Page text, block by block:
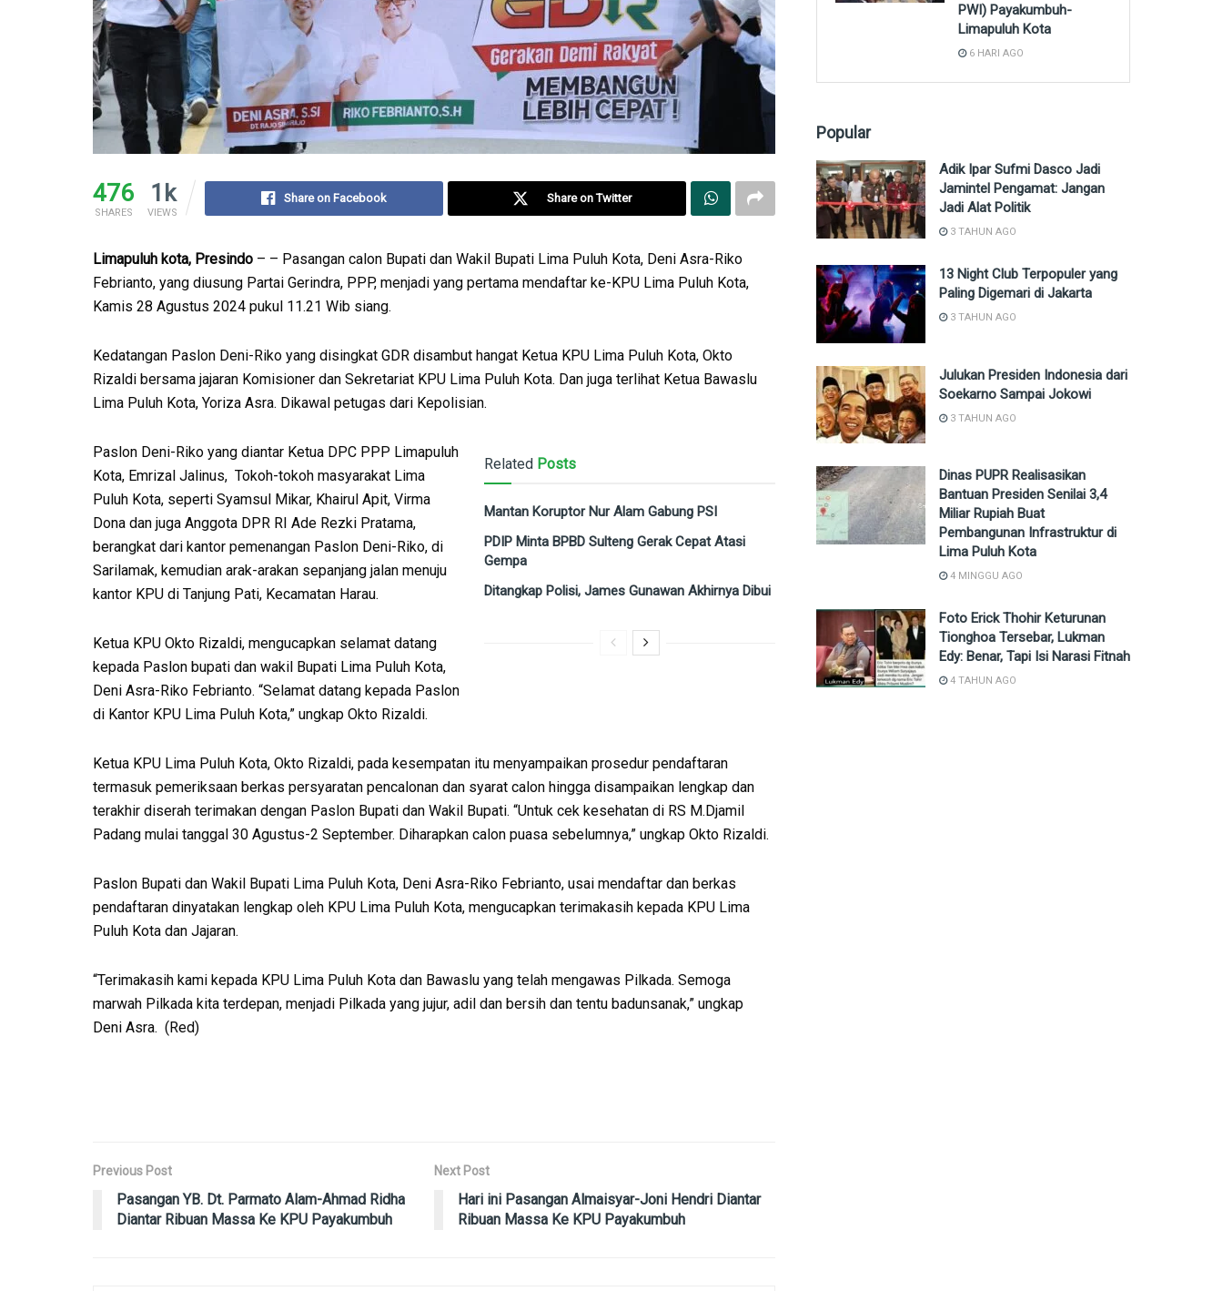
476
SHARES
1k
VIEWS
Share on Facebook Share on Twitter
Limapuluh kota, Presindo – – Pasangan calon Bupati dan Wakil Bupati Lima Puluh Kota, Deni Asra-Riko
Febrianto, yang diusung Partai Gerindra, PPP, menjadi yang pertama mendaftar ke-KPU Lima Puluh Kota,
Kamis 28 Agustus 2024 pukul 11.21 Wib siang.
Kedatangan Paslon Deni-Riko yang disingkat GDR disambut hangat Ketua KPU Lima Puluh Kota, Okto
Rizaldi bersama jajaran Komisioner dan Sekretariat KPU Lima Puluh Kota. Dan juga terlihat Ketua Bawaslu
Lima Puluh Kota, Yoriza Asra. Dikawal petugas dari Kepolisian.
Related Posts
Mantan Koruptor Nur Alam Gabung PSI
PDIP Minta BPBD Sulteng Gerak Cepat Atasi
Gempa
Ditangkap Polisi, James Gunawan Akhirnya Dibui
Paslon Deni-Riko yang diantar Ketua DPC PPP Limapuluh
Kota, Emrizal Jalinus, Tokoh-tokoh masyarakat Lima
Puluh Kota, seperti Syamsul Mikar, Khairul Apit, Virma
Dona dan juga Anggota DPR RI Ade Rezki Pratama,
berangkat dari kantor pemenangan Paslon Deni-Riko, di
Sarilamak, kemudian arak-arakan sepanjang jalan menuju
kantor KPU di Tanjung Pati, Kecamatan Harau.
Ketua KPU Okto Rizaldi, mengucapkan selamat datang
kepada Paslon bupati dan wakil Bupati Lima Puluh Kota,
Deni Asra-Riko Febrianto. “Selamat datang kepada Paslon
di Kantor KPU Lima Puluh Kota,” ungkap Okto Rizaldi.
Ketua KPU Lima Puluh Kota, Okto Rizaldi, pada kesempatan itu menyampaikan prosedur pendaftaran
termasuk pemeriksaan berkas persyaratan pencalonan dan syarat calon hingga disampaikan lengkap dan
terakhir diserah terimakan dengan Paslon Bupati dan Wakil Bupati. “Untuk cek kesehatan di RS M.Djamil
Padang mulai tanggal 30 Agustus-2 September. Diharapkan calon puasa sebelumnya,” ungkap Okto Rizaldi.
Paslon Bupati dan Wakil Bupati Lima Puluh Kota, Deni Asra-Riko Febrianto, usai mendaftar dan berkas
pendaftaran dinyatakan lengkap oleh KPU Lima Puluh Kota, mengucapkan terimakasih kepada KPU Lima
Puluh Kota dan Jajaran.
“Terimakasih kami kepada KPU Lima Puluh Kota dan Bawaslu yang telah mengawas Pilkada. Semoga
marwah Pilkada kita terdepan, menjadi Pilkada yang jujur, adil dan bersih dan tentu badunsanak,” ungkap
Deni Asra. (Red)
Previous Post
Pasangan YB. Dt. Parmato Alam-Ahmad Ridha
Diantar Ribuan Massa Ke KPU Payakumbuh
Next Post
Hari ini Pasangan Almaisyar-Joni Hendri Diantar
Ribuan Massa Ke KPU Payakumbuh
PWI) Payakumbuh-
Limapuluh Kota
6 HARI AGO
Popular
Adik Ipar Sufmi Dasco Jadi
Jamintel Pengamat: Jangan
Jadi Alat Politik
3 TAHUN AGO
13 Night Club Terpopuler yang
Paling Digemari di Jakarta
3 TAHUN AGO
Julukan Presiden Indonesia dari
Soekarno Sampai Jokowi
3 TAHUN AGO
Dinas PUPR Realisasikan
Bantuan Presiden Senilai 3,4
Miliar Rupiah Buat
Pembangunan Infrastruktur di
Lima Puluh Kota
4 MINGGU AGO
Foto Erick Thohir Keturunan
Tionghoa Tersebar, Lukman
Edy: Benar, Tapi Isi Narasi Fitnah
4 TAHUN AGO